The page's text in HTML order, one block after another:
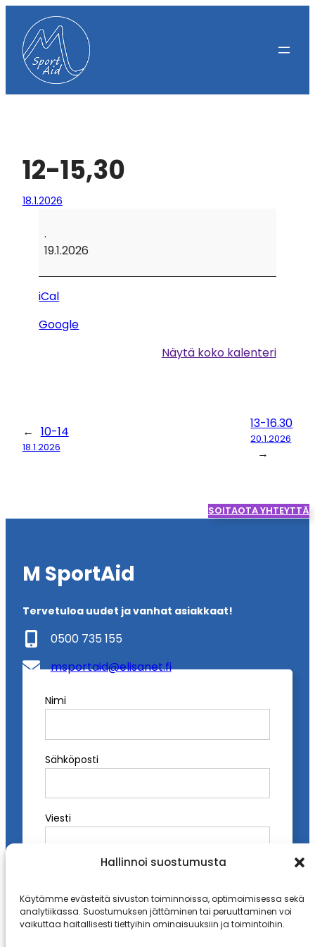
Hallinnoi suostumusta
Käytämme evästeitä sivuston toiminnoissa, optimoimisessa sekä
analytiikassa. Suostumuksen jättäminen tai peruuttaminen voi
vaikuttaa haitallisesti tiettyihin ominaisuuksiin ja toimintoihin.
sisältöön
12-15,30
18.1.2026
15,30
.
19.1.2026
iCal
Google
Näytä koko kalenteri
← 10-14
18.1.2026
13-16.30
20.1.2026
→
SOITAOTA YHTEYTTÄ
M SportAid
Tervetuloa uudet ja vanhat asiakkaat!
0500 735 155
msportaid@elisanet.fi
FacebookNimi
Sähköposti
Viesti
A
e
n
a
t
i
: